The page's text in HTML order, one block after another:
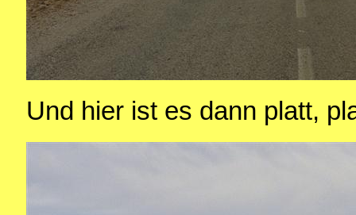
Und hier ist es dann platt,